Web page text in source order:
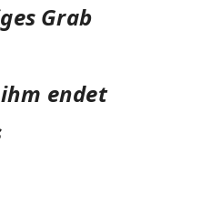
Grab
endet